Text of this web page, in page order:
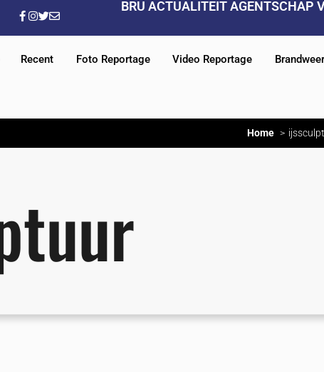
BRU ACTUALITEIT AGENTSCHAP
Recent Foto Reportage Video Reportage
Home